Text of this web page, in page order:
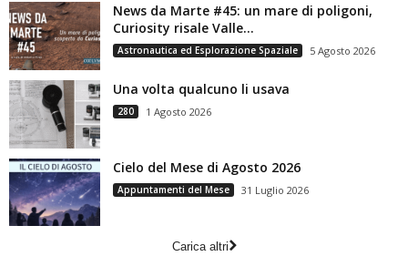
News da Marte #45: un mare di poligoni,
Curiosity risale Valle...
Astronautica ed Esplorazione Spaziale 5 Agosto 2026
Una volta qualcuno li usava
280 1 Agosto 2026
Cielo del Mese di Agosto 2026
Appuntamenti del Mese 31 Luglio 2026
Carica altri